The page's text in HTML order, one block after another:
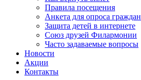
Правила посещения
Анкета для опроса граждан
Защита детей в интернете
Союз друзей Филармонии
Часто задаваемые вопросы
Новости
Акции
Контакты